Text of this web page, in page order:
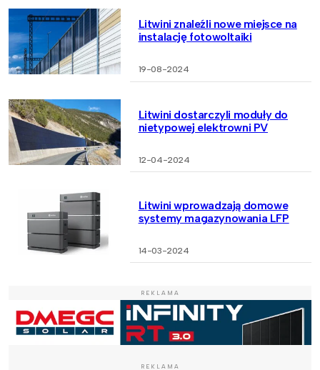
Litwini znaleźli nowe miejsce na
instalację fotowoltaiki
19-08-2024
Litwini dostarczyli moduły do
nietypowej elektrowni PV
12-04-2024
Litwini wprowadzają domowe
systemy magazynowania LFP
14-03-2024
REKLAMA
REKLAMA